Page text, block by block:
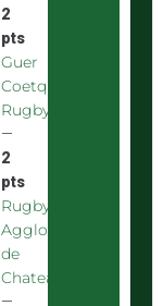
2
pts
Guer
Coetquidan
Rugby
—
2
pts
Rugby
Agglomeration
de
Chateaubourg
—